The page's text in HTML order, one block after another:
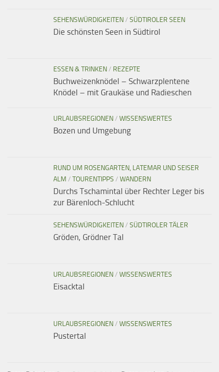
SEHENSWÜRDIGKEITEN/ SÜDTIROLER SEEN
Die schönsten Seen in Südtirol
ESSEN & TRINKEN/ REZEPTE
Buchweizenknödel – Schwarzplentene
Knödel – mit Graukäse und Radieschen
URLAUBSREGIONEN/ WISSENSWERTES
Bozen und Umgebung
RUND UM ROSENGARTEN, LATEMAR UND SEISER
ALM / TOURENTIPPS / WANDERN
Durchs Tschamintal über Rechter Leger bis
zur Bärenloch-Schlucht
SEHENSWÜRDIGKEITEN/ SÜDTIROLER TÄLER
Gröden, Grödner Tal
URLAUBSREGIONEN/ WISSENSWERTES
Eisacktal
URLAUBSREGIONEN/ WISSENSWERTES
Pustertal